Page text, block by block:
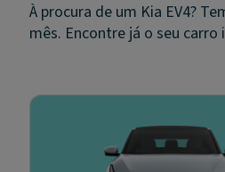
À procura de um Kia EV4?
mês. Encontre já o seu carro